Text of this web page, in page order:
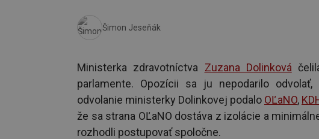
Šimon Jeseňák
Ministerka zdravotníctva Zuzana Dolinková
parlamente. Opozícii sa ju nepodarilo
odvolanie ministerky Dolinkovej podalo OĽaNO,
že sa strana OĽaNO dostáva z izolácie a
rozhodli postupovať spoločne.